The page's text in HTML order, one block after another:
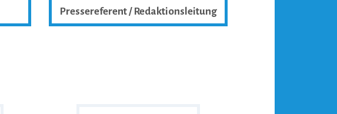
Pressereferent / Redaktionsleitung